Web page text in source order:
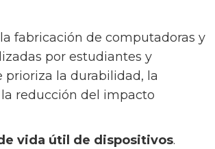
la fabricación de computadoras y
por estudiantes y
prioriza la durabilidad, la
reducción del impacto
vida útil de dispositivos.